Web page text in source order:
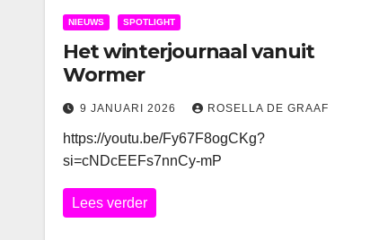
NIEUWS SPOTLIGHT
Het winterjournaal vanuit
Wormer
9 JANUARI 2026 ROSELLA DE GRAAF
https://youtu.be/Fy67F8ogCKg?
si=cNDcEEFs7nnCy-mP
Lees verder